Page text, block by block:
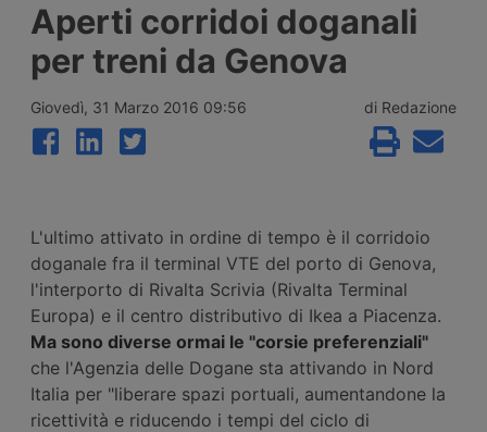
l’allungamento dei tempi per i cantieri e la
successiva apertura all’esercizio del
potenziamento dei raccordi con la galleria
di base del Brennero. Ora si parla del
Aperti corridoi doganali
per treni da Genova
Giovedì, 31 Marzo 2016 09:56 di Redazione
L'ultimo attivato in ordine di tempo è il corridoio
doganale fra il terminal VTE del porto di Genova,
l'interporto di Rivalta Scrivia (Rivalta Terminal
Europa) e il centro distributivo di Ikea a Piacenza.
Ma sono diverse ormai le "corsie preferenziali"
che l'Agenzia delle Dogane sta attivando in Nord
Italia per "liberare spazi portuali, aumentandone la
ricettività e riducendo i tempi del ciclo di